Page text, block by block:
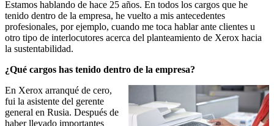
Estamos hablando de hace 25 años. En todos los cargos que he
tenido dentro de la empresa, he vuelto a mis antecedentes
profesionales, por ejemplo, cuando me toca hablar ante clientes u
otro tipo de interlocutores acerca del planteamiento de Xerox hacia
la sustentabilidad.
¿Qué cargos has tenido dentro de la empresa?
En Xerox arranqué de cero,
fui la asistente del gerente
general en Rusia. Después de
haber llevado importantes